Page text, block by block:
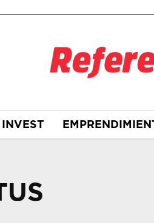
INVEST